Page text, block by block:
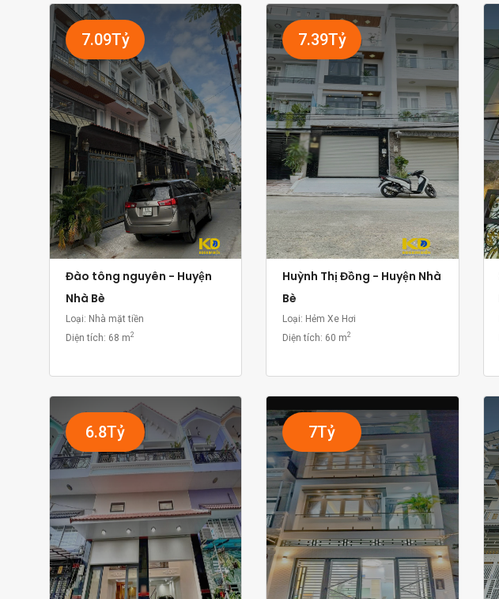
7.09Tỷ
Đào tông nguyên - Huyện
Nhà Bè
Loại: Nhà mặt tiền
Diện tích: 68 m2
7.39Tỷ
Huỳnh Thị Đồng - Huyện Nhà
Bè
Loại: Hẻm Xe Hơi
Diện tích: 60 m2
6.8Tỷ 7Tỷ